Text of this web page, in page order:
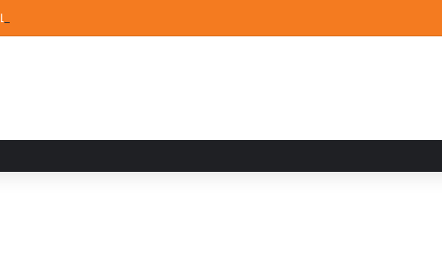
La convivencia familiar marca el cierre del Curso de Verano de Escuelas Aztecas